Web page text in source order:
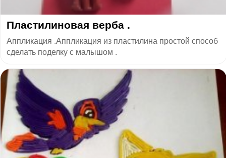
Пластилиновая верба .
Аппликация .Аппликация из пластилина простой способ
сделать поделку с малышом .